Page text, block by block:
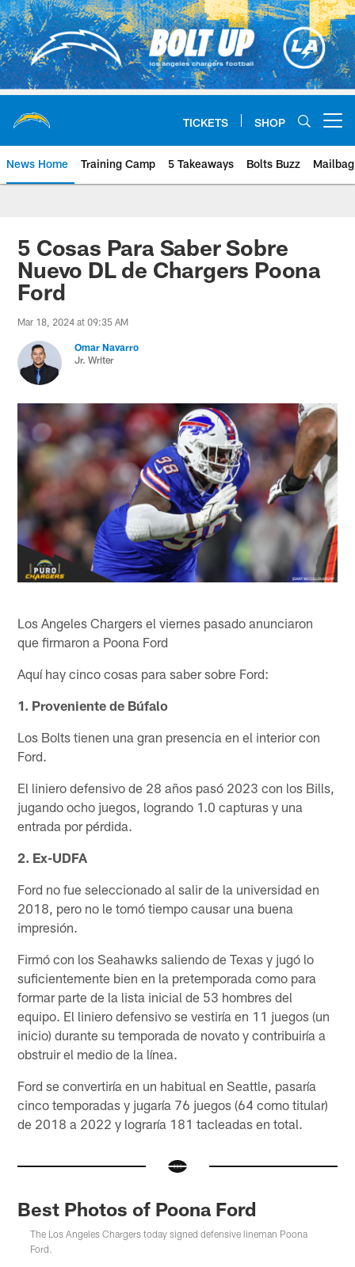
Skip
to
main
content
TICKETS SHOP
News Home Training Camp 5 Takeaways Bolts Buzz Mailbag
Chargers Official Site | Los
5 Cosas Para Saber Sobre
Nuevo DL de Chargers Poona
Ford
Mar 18, 2024 at 09:35 AM
Omar Navarro
Jr. Writer
Los Angeles Chargers el viernes pasado anunciaron
que firmaron a Poona Ford
Aquí hay cinco cosas para saber sobre Ford:
1. Proveniente de Búfalo
Los Bolts tienen una gran presencia en el interior con
Ford.
El liniero defensivo de 28 años pasó 2023 con los Bills,
jugando ocho juegos, logrando 1.0 capturas y una
entrada por pérdida.
2. Ex-UDFA
Ford no fue seleccionado al salir de la universidad en
2018, pero no le tomó tiempo causar una buena
impresión.
Firmó con los Seahawks saliendo de Texas y jugó lo
suficientemente bien en la pretemporada como para
formar parte de la lista inicial de 53 hombres del
equipo. El liniero defensivo se vestiría en 11 juegos (un
inicio) durante su temporada de novato y contribuiría a
obstruir el medio de la línea.
Ford se convertiría en un habitual en Seattle, pasaría
cinco temporadas y jugaría 76 juegos (64 como titular)
de 2018 a 2022 y lograría 181 tacleadas en total.
Best Photos of Poona Ford
The Los Angeles Chargers today signed defensive lineman Poona
Ford.